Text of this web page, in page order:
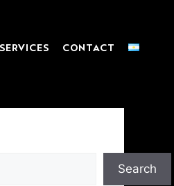
SERVICES CONTACT
Search